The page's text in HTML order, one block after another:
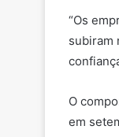
“Os
subiram
O
em